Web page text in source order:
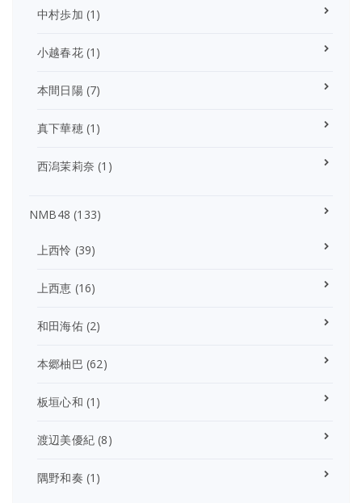
中村歩加 (1)
小越春花(1)
本間日陽(7)
真下華穂(1)
西潟茉莉奈 (1)
NMB48 (133)
上西怜 (39)
上西恵 (16)
和田海佑(2)
本郷柚巴 (62)
板垣心和 (1)
渡辺美優紀 (8)
隅野和奏 (1)